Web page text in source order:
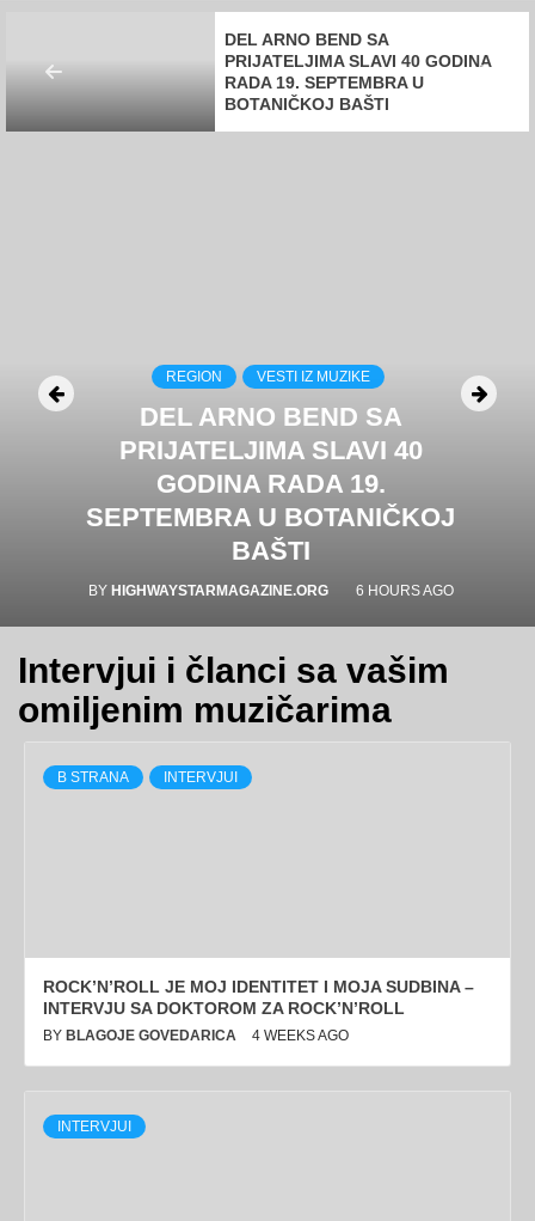
DEL ARNO BEND SA
PRIJATELJIMA SLAVI 40 GODINA
RADA 19. SEPTEMBRA U
BOTANIČKOJ BAŠTI
REGION VESTI IZ MUZIKE
DEL ARNO BEND SA
PRIJATELJIMA SLAVI 40
GODINA RADA 19.
SEPTEMBRA U BOTANIČKOJ
BAŠTI
BY HIGHWAYSTARMAGAZINE.ORG 6 HOURS AGO
Intervjui i članci sa vašim
omiljenim muzičarima
B STRANA INTERVJUI
ROCK’N’ROLL JE MOJ IDENTITET I MOJA SUDBINA –
INTERVJU SA DOKTOROM ZA ROCK’N’ROLL
BY BLAGOJE GOVEDARICA 4 WEEKS AGO
INTERVJUI